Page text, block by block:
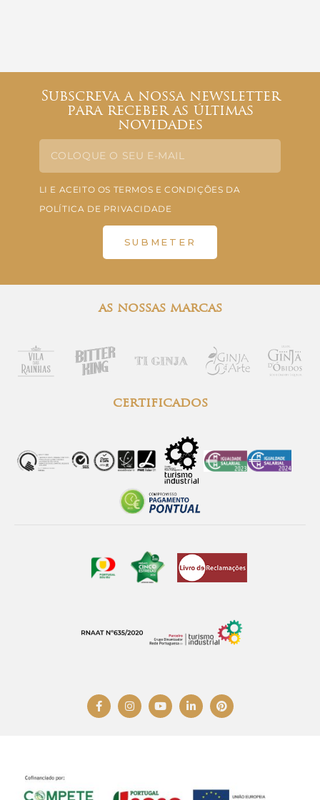
Subscreva a nossa newsletter
para receber as últimas
novidades
LI E ACEITO OS TERMOS E CONDIÇÕES DA
POLÍTICA DE PRIVACIDADE
SUBMETER
as nossas marcas
certificados